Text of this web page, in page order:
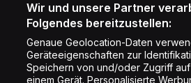
Copyright © Energy 2026
Wir und unsere Partner
Folgendes bereitzustellen:
Genaue Geolocation-Daten
Geräteeigenschaften zur
Speichern von und/oder Zugriff
einem Gerät. Personalisierte